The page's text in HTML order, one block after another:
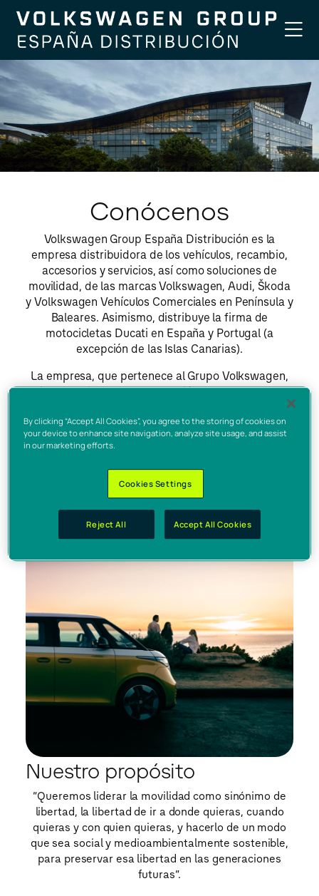
Compañía
Conócenos
Nuestra Historia
Volkswagen Turismos
Volkswagen Vehículos Comerciales
Ducati
Talento
Drive Your Talent Program
Talent Pool Program
Grupo Volkswagen
Conoce el Grupo Volkswagen
Estrategia
Marcas y Productos
Centros de Producción
Group Essentials
Prensa
Conócenos
Volkswagen Group España Distribución es la
empresa distribuidora de los vehículos, recambio,
accesorios y servicios, así como soluciones de
movilidad, de las marcas Volkswagen, Audi, Škoda
y Volkswagen Vehículos Comerciales en Península y
Baleares. Asimismo, distribuye la firma de
motocicletas Ducati en España y Portugal (a
excepción de las Islas Canarias).
La empresa, que pertenece al Grupo Volkswagen,
primer fabricante de automoción europeo y uno de
los referentes a nivel mundial, inició su actividad en
enero de 1993. La compañía tiene su sede en
Barcelona y dispone de una oficina de
representación en Madrid. Su plantilla está
formada por 470 empleados.
Nuestro propósito
“Queremos liderar la movilidad como sinónimo de
libertad, la libertad de ir a donde quieras, cuando
quieras y con quien quieras, y hacerlo de un modo
que sea social y medioambientalmente sostenible,
para preservar esa libertad en las generaciones
futuras”.
By clicking “Accept All Cookies”, you agree to the storing of cookies on
your device to enhance site navigation, analyze site usage, and assist
in our marketing efforts.
Cookies Settings
Reject All Accept All Cookies